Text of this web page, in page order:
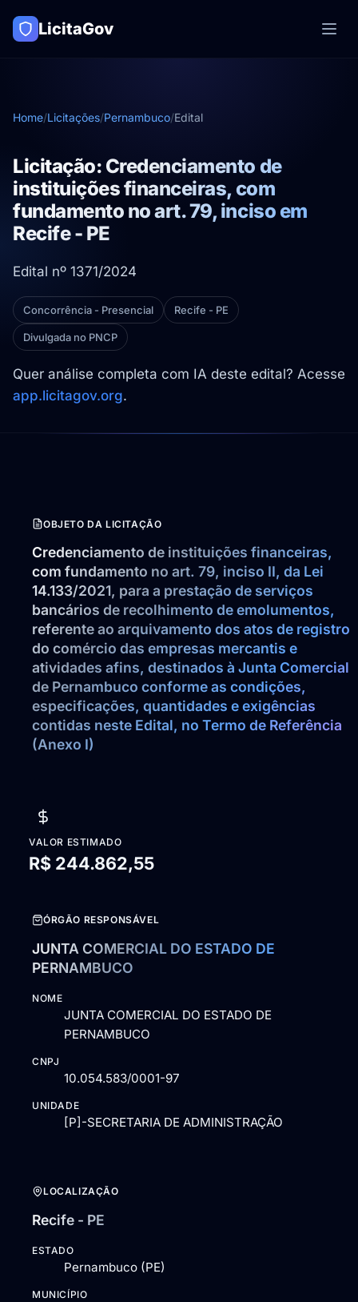
LicitaGov
Home/Licitações/Pernambuco/Edital
Licitação: Credenciamento de
instituições financeiras, com
fundamento no art. 79, inciso em
Recife - PE
Edital nº 1371/2024
Concorrência - Presencial Recife - PE
Divulgada no PNCP
Quer análise completa com IA deste edital? Acesse
app.licitagov.org.
OBJETO DA LICITAÇÃO
Credenciamento de instituições financeiras,
com fundamento no art. 79, inciso II, da Lei
14.133/2021, para a prestação de serviços
bancários de recolhimento de emolumentos,
referente ao arquivamento dos atos de registro
do comércio das empresas mercantis e
atividades afins, destinados à Junta Comercial
de Pernambuco conforme as condições,
especificações, quantidades e exigências
contidas neste Edital, no Termo de Referência
(Anexo I)
VALOR ESTIMADO
R$ 244.862,55
ÓRGÃO RESPONSÁVEL
JUNTA COMERCIAL DO ESTADO DE
PERNAMBUCO
NOME
JUNTA COMERCIAL DO ESTADO DE
PERNAMBUCO
CNPJ
10.054.583/0001-97
UNIDADE
[P]-SECRETARIA DE ADMINISTRAÇÃO
LOCALIZAÇÃO
Recife - PE
ESTADO
Pernambuco (PE)
MUNICÍPIO